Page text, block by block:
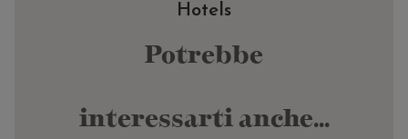
Hotels
Potrebbe
interessarti anche...